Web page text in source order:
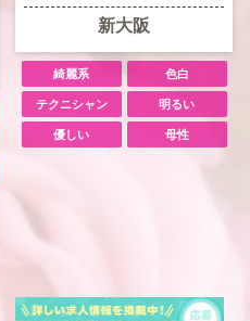
新大阪
綺麗系 色白
テクニシャン 明るい
優しい 母性